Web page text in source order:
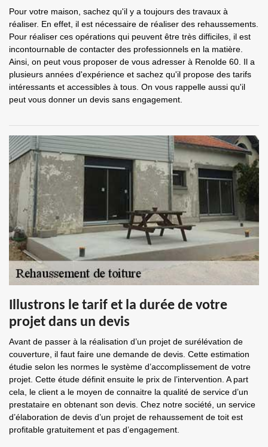
Pour votre maison, sachez qu'il y a toujours des travaux à
réaliser. En effet, il est nécessaire de réaliser des rehaussements.
Pour réaliser ces opérations qui peuvent être très difficiles, il est
incontournable de contacter des professionnels en la matière.
Ainsi, on peut vous proposer de vous adresser à Renolde 60. Il a
plusieurs années d'expérience et sachez qu'il propose des tarifs
intéressants et accessibles à tous. On vous rappelle aussi qu'il
peut vous donner un devis sans engagement.
Illustrons le tarif et la durée de votre
projet dans un devis
Avant de passer à la réalisation d’un projet de surélévation de
couverture, il faut faire une demande de devis. Cette estimation
étudie selon les normes le système d’accomplissement de votre
projet. Cette étude définit ensuite le prix de l’intervention. A part
cela, le client a le moyen de connaitre la qualité de service d’un
prestataire en obtenant son devis. Chez notre société, un service
d’élaboration de devis d’un projet de rehaussement de toit est
profitable gratuitement et pas d’engagement.